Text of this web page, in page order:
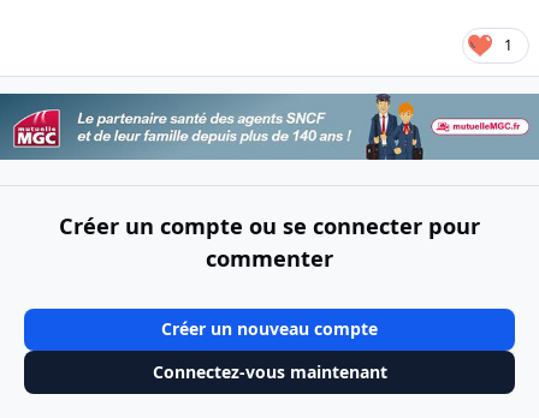
1
Créer un compte ou se connecter pour
commenter
Créer un nouveau compte
Connectez-vous maintenant